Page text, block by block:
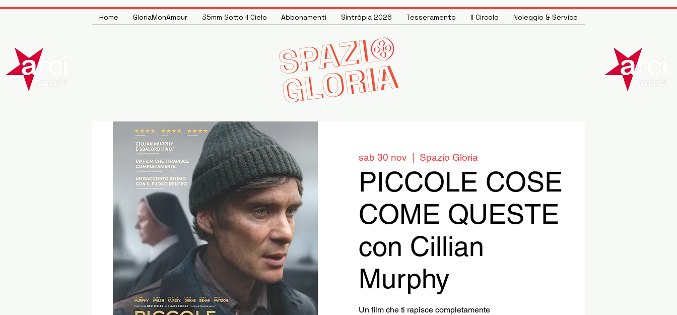
Home GloriaMonAmour 35mm Sotto il Cielo Abbonamenti Sintròpia 2026 Tesseramento Il Circolo Noleggio & Service
sab 30 nov Spazio Gloria
PICCOLE COSE
COME QUESTE
con Cillian
Murphy
Un film che ti rapisce completamente